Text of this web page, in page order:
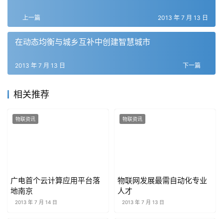
上一篇 2013 年 7 月 13 日
在动态均衡与城乡互补中创建智慧城市
下一篇
2013 年 7 月 13 日
相关推荐
物联资讯
广电首个云计算应用平台落
地南京
2013 年 7 月 14 日
物联资讯
物联网发展最需自动化专业
人才
2013 年 7 月 13 日